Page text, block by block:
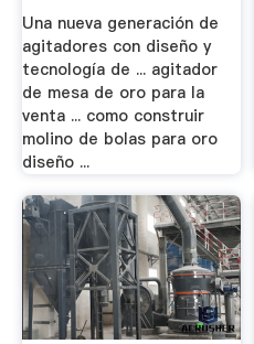
Una nueva generación de
agitadores con diseño y
tecnología de ... agitador
de mesa de oro para la
venta ... como construir
molino de bolas para oro
diseño ...